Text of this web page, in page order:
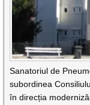
Sanatoriul de
subordinea
în direcția